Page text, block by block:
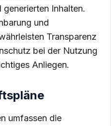
Inhalten.
und
Transparenz
bei der Nutzung
Anliegen.
umfassen die